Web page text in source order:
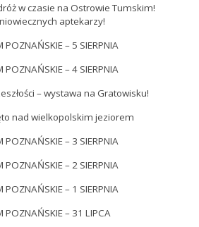
w czasie na Ostrowie Tumskim!
aptekarzy!
POZNAŃSKIE – 5 SIERPNIA
POZNAŃSKIE – 4 SIERPNIA
– wystawa na Gratowisku!
nad wielkopolskim jeziorem
POZNAŃSKIE – 3 SIERPNIA
POZNAŃSKIE – 2 SIERPNIA
POZNAŃSKIE – 1 SIERPNIA
POZNAŃSKIE – 31 LIPCA